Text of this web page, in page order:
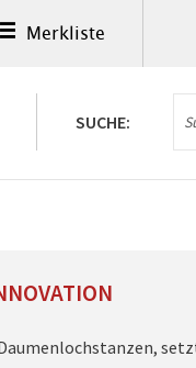
Merkliste
SUCHE: